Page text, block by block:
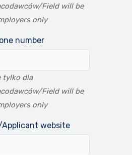
Field will be
only
number
tylko dla
Field will be
only
website